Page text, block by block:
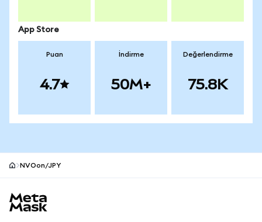
App Store
Puan
4.7
İndirme
50M+
Değerlendirme
75.8K
NVOon/JPY